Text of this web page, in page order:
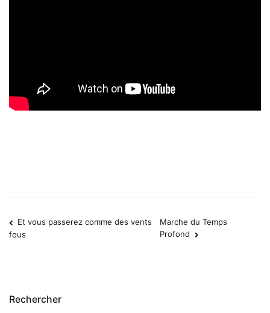
Navigation
l’article
Et vous passerez comme des vents
fous
Marche du Temps
Profond
Rechercher